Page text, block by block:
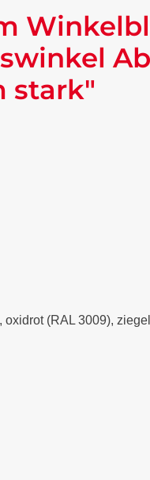
stark"
oxidrot (RAL 3009),